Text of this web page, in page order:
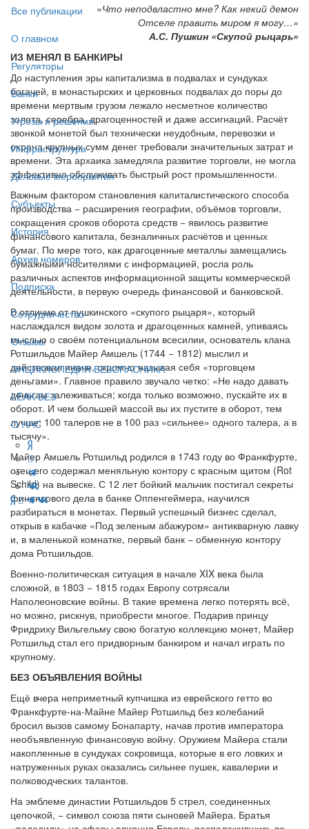
Все публикации
О главном
Регуляторы
Банки
Угрозы и решения
Инфраструктура
Деловые мероприятия
Субъекты
История
Архив номеров
Подписка
Сотрудничество
Отзывы
ЭНЦИКЛОПЕДИЯ БЕЗОПАСНИКА
LEAK-БЕЗ
О НАС
«Что неподвластно мне? Как некий демон
Отселе править миром я могу…»
А.С. Пушкин «Скупой рыцарь»
ИЗ МЕНЯЛ В БАНКИРЫ
До наступления эры капитализма в подвалах и сундуках
богачей, в монастырских и церковных подвалах до поры до
времени мертвым грузом лежало несметное количество
золота, серебра, драгоценностей и даже ассигнаций. Расчёт
звонкой монетой был технически неудобным, перевозки и
охрана крупных сумм денег требовали значительных затрат и
времени. Эта архаика замедляла развитие торговли, не могла
эффективно обслуживать быстрый рост промышленности.
Важным фактором становления капиталистического способа
производства − расширения географии, объёмов торговли,
сокращения сроков оборота средств − явилось развитие
финансового капитала, безналичных расчётов и ценных
бумаг. По мере того, как драгоценные металлы замещались
бумажными носителями с информацией, росла роль
различных аспектов информационной защиты коммерческой
деятельности, в первую очередь финансовой и банковской.
В отличие от пушкинского «скупого рыцаря», который
наслаждался видом золота и драгоценных камней, упиваясь
мыслью о своём потенциальном всесилии, основатель клана
Ротшильдов Майер Амшель (1744 − 1812) мыслил и
действовал иначе, скромно называя себя «торговцем
деньгами». Главное правило звучало четко: «Не надо давать
деньгам залеживаться; когда только возможно, пускайте их в
оборот. И чем большей массой вы их пустите в оборот, тем
лучше: 100 талеров не в 100 раз «сильнее» одного талера, а в
тысячу».
Майер Амшель Ротшильд родился в 1743 году во Франкфурте,
отец его содержал меняльную контору с красным щитом (Rot
Schild) на вывеске. С 12 лет бойкий мальчик постигал секреты
финансового дела в банке Оппенгеймера, научился
разбираться в монетах. Первый успешный бизнес сделал,
открыв в кабачке «Под зеленым абажуром» антикварную лавку
и, в маленькой комнатке, первый банк − обменную контору
дома Ротшильдов.
Военно-политическая ситуация в начале XIX века была
сложной, в 1803 − 1815 годах Европу сотрясали
Наполеоновские войны. В такие времена легко потерять всё,
но можно, рискнув, приобрести многое. Подарив принцу
Фридриху Вильгельму свою богатую коллекцию монет, Майер
Ротшильд стал его придворным банкиром и начал играть по
крупному.
БЕЗ ОБЪЯВЛЕНИЯ ВОЙНЫ
Ещё вчера неприметный купчишка из еврейского гетто во
Франкфурте-на-Майне Майер Ротшильд без колебаний
бросил вызов самому Бонапарту, начав против императора
необъявленную финансовую войну. Оружием Майера стали
накопленные в сундуках сокровища, которые в его ловких и
натруженных руках оказались сильнее пушек, кавалерии и
полководческих талантов.
На эмблеме династии Ротшильдов 5 стрел, соединенных
цепочкой, − символ союза пяти сыновей Майера. Братья